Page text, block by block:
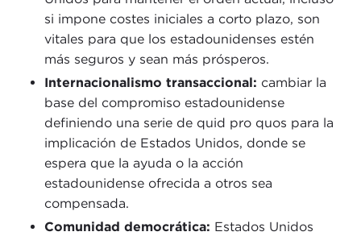
si impone costes iniciales a corto plazo, son
vitales para que los estadounidenses estén
más seguros y sean más prósperos.
Internacionalismo transaccional: cambiar la
base del compromiso estadounidense
definiendo una serie de quid pro quos para la
implicación de Estados Unidos, donde se
espera que la ayuda o la acción
estadounidense ofrecida a otros sea
compensada.
Comunidad democrática: Estados Unidos